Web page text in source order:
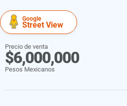
Google
Street View
Precio de venta
$6,000,000
Pesos Mexicanos